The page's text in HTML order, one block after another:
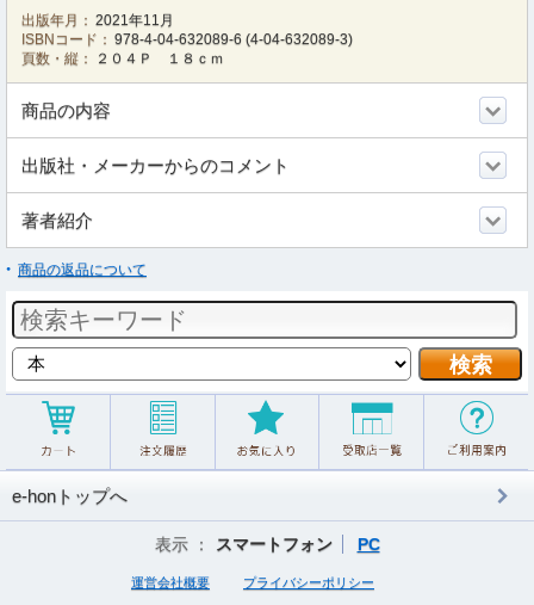
出版年月： 2021年11月
ISBNコード： 978-4-04-632089-6 (4-04-632089-3)
頁数・縦：
２０４Ｐ １８ｃｍ
商品の内容
出版社・メーカーからのコメント
著者紹介
商品の返品について
e-honトップへ
表示 ： スマートフォン PC
運営会社概要 プライバシーポリシー